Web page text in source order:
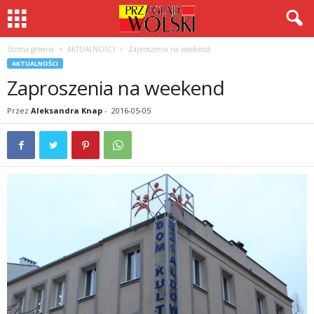
Strona główna AKTUALNOŚCI Zaproszenia na weekend
AKTUALNOŚCI
Zaproszenia na weekend
Przez Aleksandra Knap - 2016-05-05